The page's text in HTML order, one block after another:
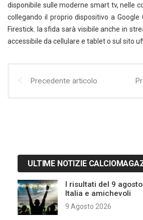
disponibile sulle moderne smart tv, nelle
collegando il proprio dispositivo a
Firestick. la sfida sarà visibile anche in
accessibile da cellulare e tablet o sul sito
Precedente articolo
ULTIME NOTIZIE
I risultati del 9
Italia e amichevoli
9 Agosto 2026